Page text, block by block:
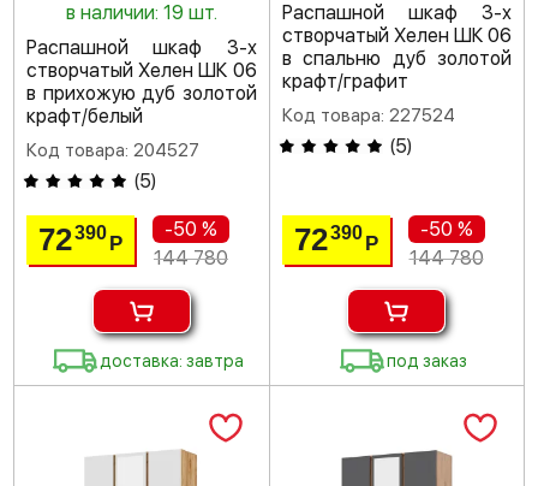
в наличии: 19 шт.
Распашной шкаф 3-х
створчатый Хелен ШК 06
в прихожую дуб золотой
крафт/белый
Код товара: 204527
(5)
72390Р
-50 %
144 780
доставка: завтра
Распашной шкаф 3-х
створчатый Хелен ШК 06
в спальню дуб золотой
крафт/графит
Код товара: 227524
(5)
72390 Р
-50 %
144 780
под заказ